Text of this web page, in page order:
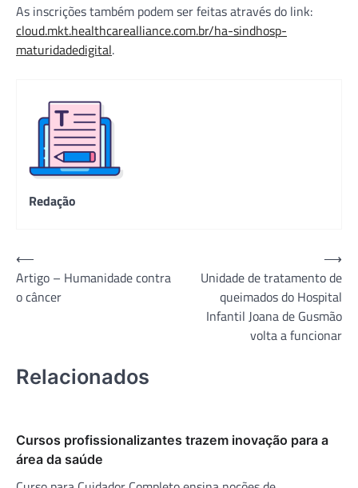
As inscrições também podem ser feitas através do link:
cloud.mkt.healthcarealliance.com.br/ha-sindhosp-
maturidadedigital.
Redação
Navegação
de
Post
⟵
Artigo – Humanidade contra
o câncer
Unidade de tratamento de
queimados do Hospital
Infantil Joana de Gusmão
volta a funcionar
⟶
Relacionados
Cursos profissionalizantes trazem inovação para a
área da saúde